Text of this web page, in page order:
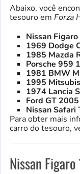
Abaixo, você
tesouro em Forza
Nissan
1969 Dodge
1985 Mazda
Porsche 959
1981 BMW
1995
1974 Lancia
Ford GT 2005
Nissan Safari
Para obter mais
carro do tesouro,
Nissan Figaro